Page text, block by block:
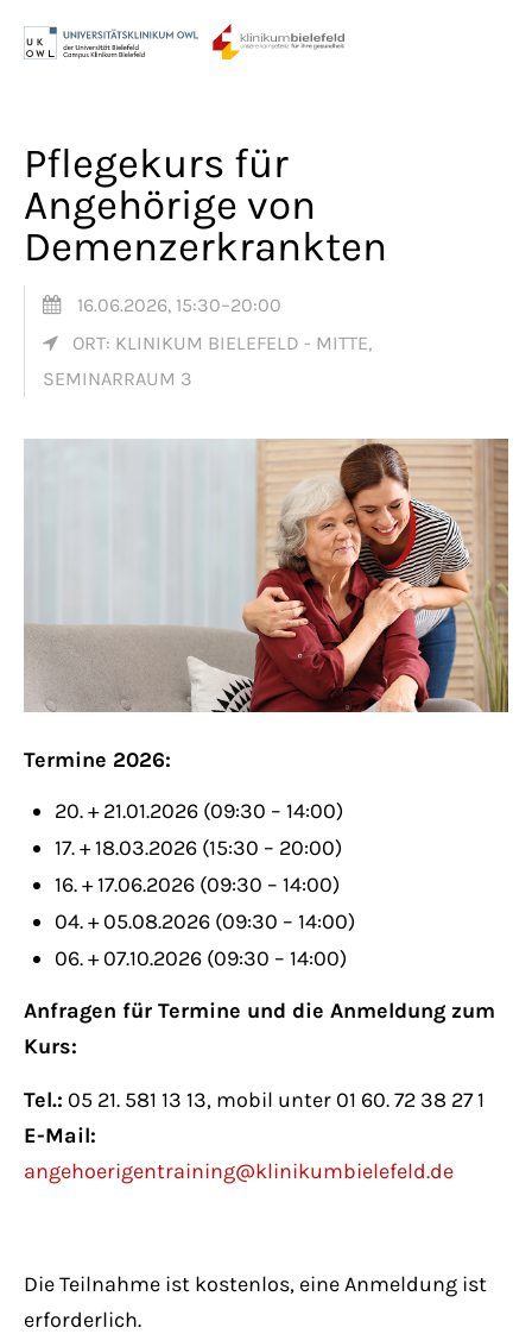
Passwort
Lorem ipsum dolor sit amet:
24h / 365days
We offer support for our customers
Get in touch
Cybersteel Inc.
376-293 City Road, Suite 600
+44 1234 567 890
Drop us a line
About us
Pflegekurs für
Angehörige von
Demenzerkrankten
16.06.2026, 15:30–20:00
ORT: KLINIKUM BIELEFELD - MITTE,
SEMINARRAUM 3
Termine 2026:
20. + 21.01.2026 (09:30 – 14:00)
17. + 18.03.2026 (15:30 – 20:00)
16. + 17.06.2026 (09:30 – 14:00)
04. + 05.08.2026 (09:30 – 14:00)
06. + 07.10.2026 (09:30 – 14:00)
Anfragen für Termine und die Anmeldung zum
Kurs:
Tel.: 05 21. 581 13 13, mobil unter 01 60. 72 38 27 1
E-Mail:
angehoerigentraining@klinikumbielefeld.de
Die Teilnahme ist kostenlos, eine Anmeldung ist
erforderlich.